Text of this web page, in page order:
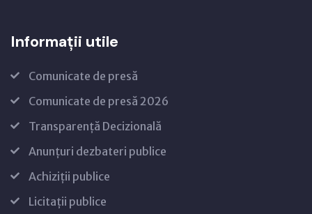
Informații utile
Comunicate de presă
Comunicate de presă 2026
Transparență Decizională
Anunțuri dezbateri publice
Achiziții publice
Licitații publice